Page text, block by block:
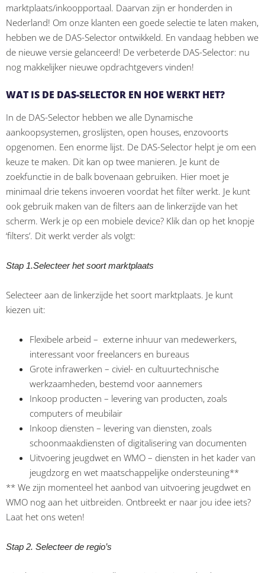
marktplaats/inkoopportaal. Daarvan zijn er honderden in
Nederland! Om onze klanten een goede selectie te laten maken,
hebben we de DAS-Selector ontwikkeld. En vandaag hebben we
de nieuwe versie gelanceerd! De verbeterde DAS-Selector: nu
nog makkelijker nieuwe opdrachtgevers vinden!
WAT IS DE DAS-SELECTOR EN HOE WERKT HET?
In de DAS-Selector hebben we alle Dynamische
aankoopsystemen, groslijsten, open houses, enzovoorts
opgenomen. Een enorme lijst. De DAS-Selector helpt je om een
keuze te maken. Dit kan op twee manieren. Je kunt de
zoekfunctie in de balk bovenaan gebruiken. Hier moet je
minimaal drie tekens invoeren voordat het filter werkt. Je kunt
ook gebruik maken van de filters aan de linkerzijde van het
scherm. Werk je op een mobiele device? Klik dan op het knopje
‘filters’. Dit werkt verder als volgt:
Stap 1.Selecteer het soort marktplaats
Selecteer aan de linkerzijde het soort marktplaats. Je kunt
kiezen uit:
Flexibele arbeid – externe inhuur van medewerkers,
interessant voor freelancers en bureaus
Grote infrawerken – civiel- en cultuurtechnische
werkzaamheden, bestemd voor aannemers
Inkoop producten – levering van producten, zoals
computers of meubilair
Inkoop diensten – levering van diensten, zoals
schoonmaakdiensten of digitalisering van documenten
Uitvoering jeugdwet en WMO – diensten in het kader van
jeugdzorg en wet maatschappelijke ondersteuning**
** We zijn momenteel het aanbod van uitvoering jeugdwet en
WMO nog aan het uitbreiden. Ontbreekt er naar jou idee iets?
Laat het ons weten!
Stap 2. Selecteer de regio’s